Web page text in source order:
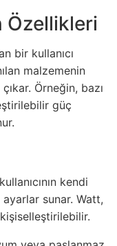
Özellikleri
bir kullanıcı
malzemenin
Örneğin, bazı
güç
kendi
sunar. Watt,